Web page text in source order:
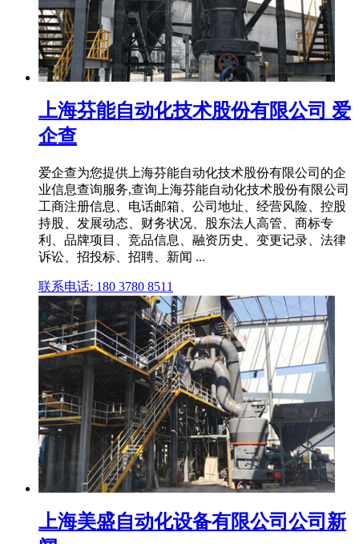
上海芬能自动化技术股份有限公司 爱
企查
爱企查为您提供上海芬能自动化技术股份有限公司的企
业信息查询服务,查询上海芬能自动化技术股份有限公司
工商注册信息、电话邮箱、公司地址、经营风险、控股
持股、发展动态、财务状况、股东法人高管、商标专
利、品牌项目、竞品信息、融资历史、变更记录、法律
诉讼、招投标、招聘、新闻 ...
联系电话: 180 3780 8511
上海美盛自动化设备有限公司公司新